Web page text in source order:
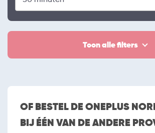
Toon alle filters
OF BESTEL DE ONEPLUS
BIJ ÉÉN VAN DE ANDERE